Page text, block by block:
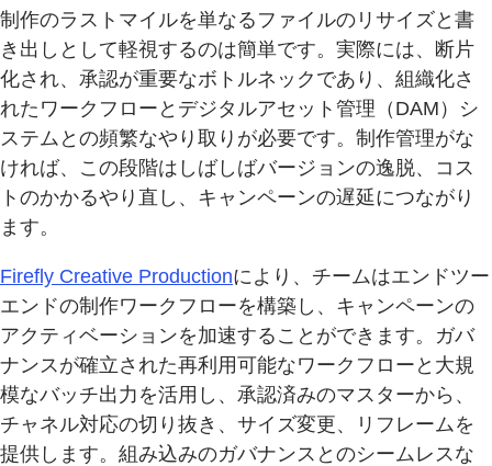
制作のラストマイルを単なるファイルのリサイズと書
き出しとして軽視するのは簡単です。実際には、断片
化され、承認が重要なボトルネックであり、組織化さ
れたワークフローとデジタルアセット管理（DAM）シ
ステムとの頻繁なやり取りが必要です。制作管理がな
ければ、この段階はしばしばバージョンの逸脱、コス
トのかかるやり直し、キャンペーンの遅延につながり
ます。
Firefly Creative Productionにより、チームはエンドツー
エンドの制作ワークフローを構築し、キャンペーンの
アクティベーションを加速することができます。ガバ
ナンスが確立された再利用可能なワークフローと大規
模なバッチ出力を活用し、承認済みのマスターから、
チャネル対応の切り抜き、サイズ変更、リフレームを
提供します。組み込みのガバナンスとのシームレスな